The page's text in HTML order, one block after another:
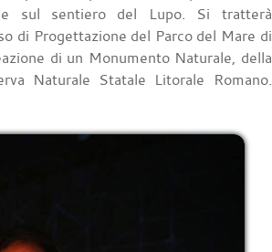
e sul sentiero del Lupo. Si tratterà
di Progettazione del Parco del Mare di
di un Monumento Naturale, della
Naturale Statale Litorale Romano.